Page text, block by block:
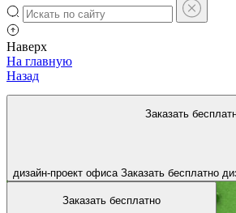
Наверх
Заказать
дизайн-проект офиса Заказать бесплатно
Заказать бесплатно
На главную
Назад
Ваш электронный